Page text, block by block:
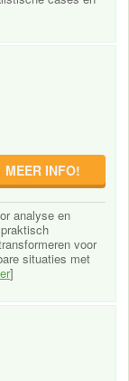
MEER INFO!
analyse en
voor
situaties met
]